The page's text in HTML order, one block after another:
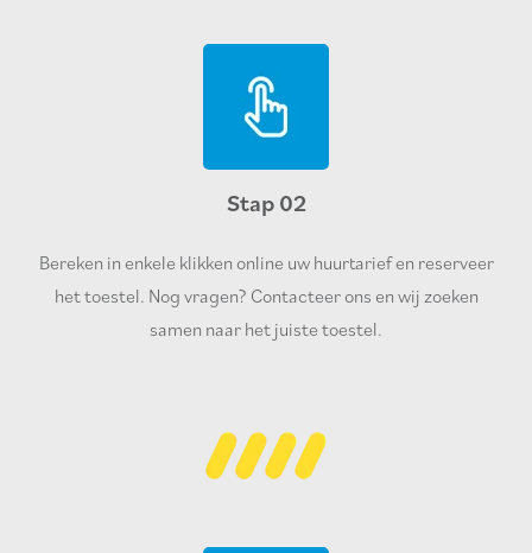
Stap 02
Bereken in enkele klikken online uw huurtarief en reserveer
het toestel. Nog vragen? Contacteer ons en wij zoeken
samen naar het juiste toestel.